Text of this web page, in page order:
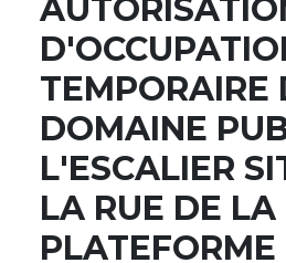
TEMPORAIRE
DOMAINE
L'ESCALIER
LA RUE DE LA